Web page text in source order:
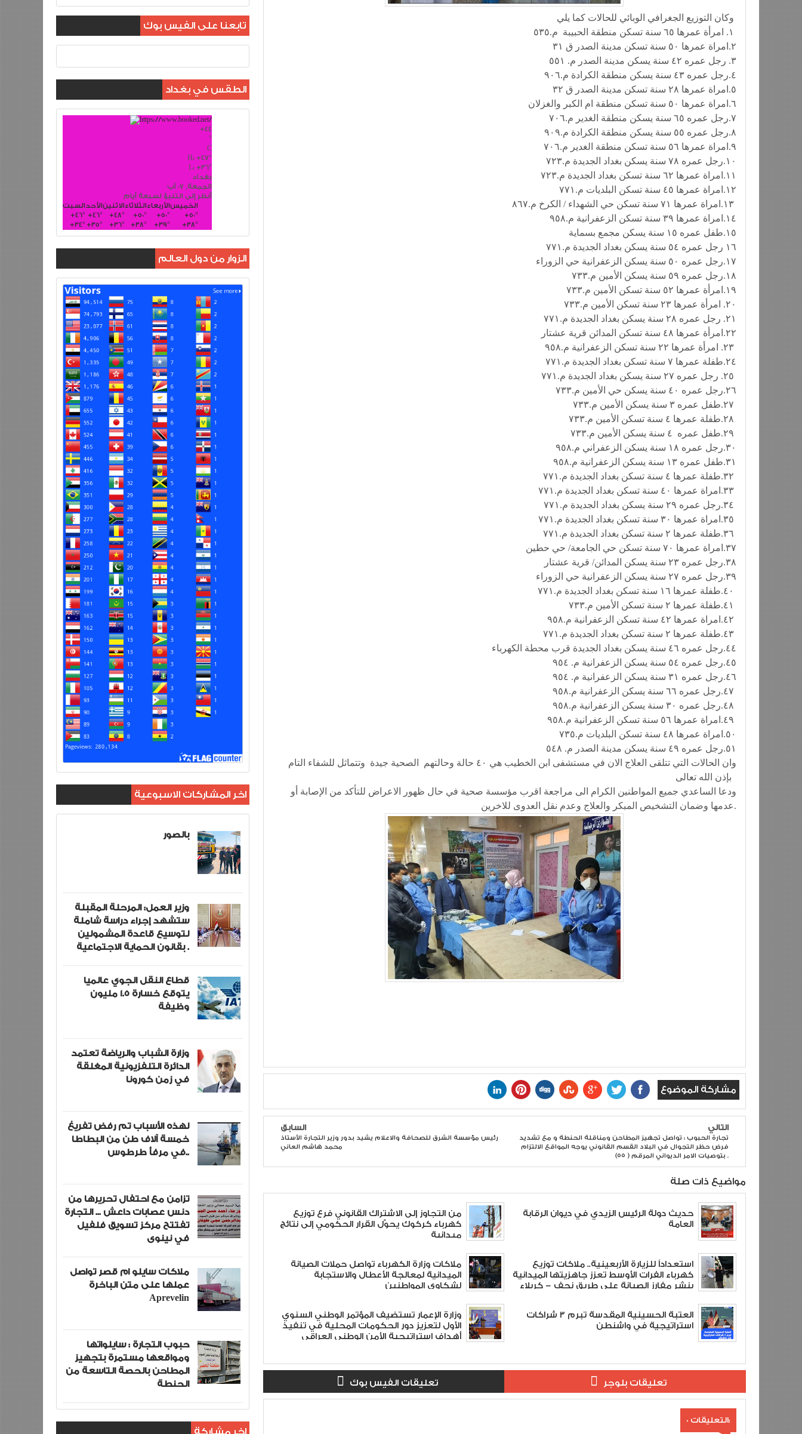
٢.امراة عمرها ٥٠ سنة تسكن مدينة الصدر ق ٣١
٣. رجل عمره ٤٢ سنة يسكن مدينة الصدر م. ٥٥١
٤.رجل عمره ٤٣ سنة يسكن منطقة الكرادة م.٩٠٦
٥.امراة عمرها ٢٨ سنة تسكن مدينة الصدر ق ٣٢
٦.امراة عمرها ٥٠ سنة تسكن منطقة ام الكبر والغزلان
٧.رجل عمره ٦٥ سنة يسكن منطقة الغدير م.٧٠٦
٨.رجل عمره ٥٥ سنة يسكن منطقة الكرادة م.٩٠٩
٩.امراة عمرها ٥٦ سنة تسكن منطقة الغدير م.٧٠٦
١٠.رجل عمره ٧٨ سنة يسكن بغداد الجديدة م.٧٢٣
١١.امراة عمرها ٦٢ سنة تسكن بغداد الجديدة م.٧٢٣
١٢.امراة عمرها ٤٥ سنة تسكن البلديات م.٧٧١
١٤.امراة عمرها ٣٩ سنة تسكن الزعفرانية م.٩٥٨
١٥.طفل عمره ١٥ سنة يسكن مجمع بسماية
١٦ رجل عمره ٥٤ سنة يسكن بغداد الجديدة م.٧٧١
١٧.رجل عمره ٥٠ سنة يسكن الزعفرانية حي الزوراء
١٨.رجل عمره ٥٩ سنة يسكن الأمين م.٧٣٣
١٩.امرأة عمرها ٥٢ سنة تسكن الأمين م.٧٣٣
٢٠. امرأة عمرها ٢٣ سنة تسكن الأمين م.٧٣٣
٢١. رجل عمره ٢٨ سنة يسكن بغداد الجديدة م.٧٧١
٢٢.امرأة عمرها ٤٨ سنة تسكن المدائن قرية عشتار
٢٤.طفلة عمرها ٧ سنة تسكن بغداد الجديدة م.٧٧١
٢٦.رجل عمره ٤٠ سنة يسكن حي الأمين م.٧٣٣
٣٠.رجل عمره ١٨ سنة يسكن الزعفراني م.٩٥٨
٣١.طفل عمره ١٣ سنة يسكن الزعفرانية م.٩٥٨
٣٧.امراة عمرها ٧٠ سنة تسكن حي الجامعة/ حي حطين
٣٨.رجل عمره ٢٣ سنة يسكن المدائن/ قرية عشتار
٣٩.رجل عمره ٢٧ سنة يسكن الزعفرانية حي الزوراء
٤٤.رجل عمره ٤٦ سنة يسكن بغداد الجديدة قرب محطة الكهرباء
٤٥.رجل عمره ٥٤ سنة يسكن الزعفرانية م. ٩٥٤
٤٦.رجل عمره ٣١ سنة يسكن الزعفرانية م. ٩٥٤
٥٠.امراة عمرها ٤٨ سنة تسكن البلديات م.٧٣٥
٥١.رجل عمره ٤٩ سنة يسكن مدينة الصدر م. ٥٤٨
وان الحالات التي تتلقى العلاج الان في مستشفى ابن الخطيب هي ٤٠ حالة وحالتهم الصحية جيدة وتتماثل للشفاء التام
ودعا الساعدي جميع المواطنين الكرام الى مراجعة اقرب مؤسسة صحية في حال ظهور الاعراض للتأكد من الإصابة أو
عدمها وضمان التشخيص المبكر والعلاج وعدم نقل العدوى للاخرين.
مشاركة الموضوع
التالي
تجارة الحبوب : تواصل تجهيز المطاحن ومناقلة الحنطة و مع تشديد
فرض حظر التجوال في البلاد القسم القانوني يوجه المواقع الالتزام
بتوصيات الامر الديواني المرقم ( ٥٥) .
السابق
رئيس مؤسسة الشرق للصحافة والاعلام يشيد بدور وزير التجارة الأستاذ
محمد هاشم العاني
مواضيع ذات صلة
حديث دولة الرئيس الزيدي في ديوان الرقابة
العامة
من التجاوز إلى الاشتراك القانوني فرع توزيع
كهرباء كركوك يحوّل القرار الحكومي إلى نتائج
ميدانية
استعداداً للزيارة الأربعينية.. ملاكات توزيع
كهرباء الفرات الأوسط تعزز جاهزيتها الميدانية
بنشر مفارز الصيانة على طريق نجف – كربلاء
ملاكات وزارة الكهرباء تواصل حملات الصيانة
الميدانية لمعالجة الأعطال والاستجابة
لشكاوى المواطنين
العتبة الحسينية المقدسة تبرم 3 شراكات
استراتيجية في واشنطن
وزارة الإعمار تستضيف المؤتمر الوطني السنوي
الأول لتعزيز دور الحكومات المحلية في تنفيذ
أهداف استراتيجية الأمن الوطني العراقي
تعليقات بلوجر تعليقات الفيس بوك
0 التعليقات:
تابعنا على الفيس بوك
الطقس في بغداد
+44
°
C
H: +47°
L: +36°
بغداد
الجمعة, 07 آب
أنظر إلى التنبؤ لسبعة أيام
السبتالأحدالاثنينالثلاثاءالأربعاءالخميس
+46° +46° +48° +50° +50° +50°
+34°+35° +36° +38° +39° +38°
الزوار من دول العالم
اخر المشاركات الاسبوعية
بالصور
وزير العمل: المرحلة المقبلة
ستشهد إجراء دراسة شاملة
لتوسيع قاعدة المشمولين
بقانون الحماية الاجتماعية .
قطاع النقل الجوي عالميا
يتوقع خسارة 1.5 مليون
وظيفة
وزارة الشباب والرياضة تعتمد
الدائرة التلفزيونية المغلقة
في زمن كورونا
لهذه الأسباب تم رفض تفريغ
خمسة آلاف طن من البطاطا
في مرفأ طرطوس..
تزامن مع احتفال تحريرها من
دنس عصابات داعش ... التجارة
تفتتح مركز تسويق فلفيل
في نينوى
ملاكات سايلو ام قصر تواصل
عملها على متن الباخرة
Aprevelin
حبوب التجارة : سايلواتها
ومواقعها مستمرة بتجهيز
المطاحن بالحصة التاسعة من
الحنطة